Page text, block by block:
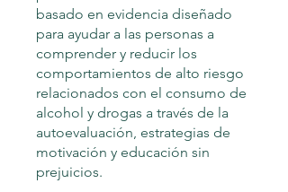
basado en evidencia diseñado
para ayudar a las personas a
comprender y reducir los
comportamientos de alto riesgo
relacionados con el consumo de
alcohol y drogas a través de la
autoevaluación, estrategias de
motivación y educación sin
prejuicios.